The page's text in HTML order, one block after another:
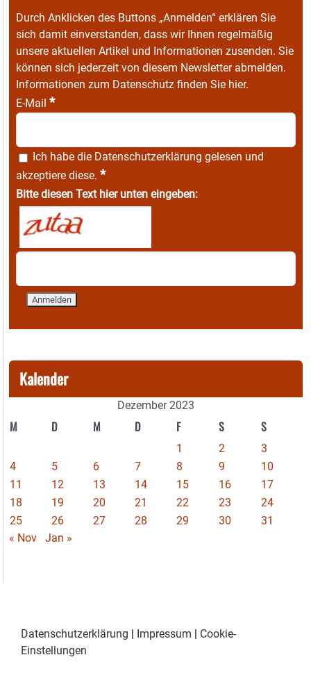
Durch Anklicken des Buttons „Anmelden“ erklären Sie
sich damit einverstanden, dass wir Ihnen regelmäßig
unsere aktuellen Artikel und Informationen zusenden. Sie
können sich jederzeit von diesem Newsletter abmelden.
Informationen zum Datenschutz finden Sie hier.
E-Mail *
Ich habe die Datenschutzerklärung gelesen und
akzeptiere diese. *
Bitte diesen Text hier unten eingeben:
Kalender
Dezember 2023
M D M D F S S
1 2
3
4
5 6 7 8 9
10
11
12 13 14 15 16
17
18
19 20 21 22 23
24
25
26 27 28 29 30
31
« Nov
Jan »
Datenschutzerklärung Impressum
Cookie-
Einstellungen